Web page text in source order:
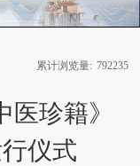
累计浏览量: 792235
珍籍》
仪式